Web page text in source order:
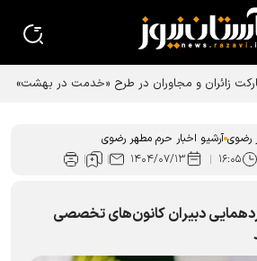
زائران و مجاوران در طرح «خدمت در بهشت»
رضوی آرشیو اخبار حرم مطهر رضوی
۱۶:۰۵ ۱۴۰۴/۰۷/۱۳
دبیران کانون‌های تخصصی